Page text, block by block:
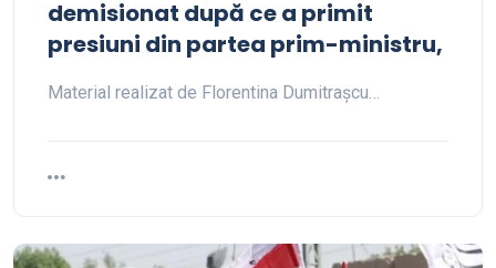
demisionat după ce a primit
presiuni din partea prim-ministru,
Material realizat de Florentina Dumitrașcu…